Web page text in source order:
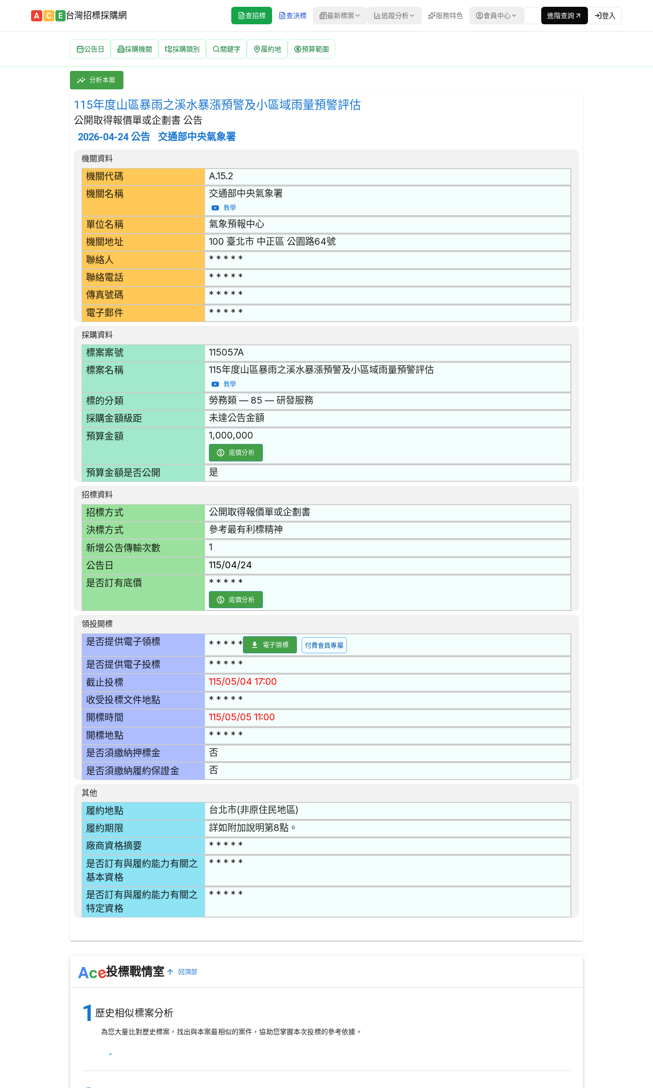
A C E 台灣招標採購網 查招標 查決標 最新標案 追蹤分析 服務特色 會員中心 進階查詢 登入
公告日 採購機關 採購類別 關鍵字 履約地 預算範圍
115年度山區暴雨之溪水暴漲預警及小區域雨量預警評估 招標公告 | 案號：115057A | 公開取得報價單或企劃書 公告
採購類別：勞務類 研發服務 | 招標方式：公開取得報價單或企劃書 | 決標方式：參考最有利標精神 | 資料來源：台灣政府電子採購網（公共工程委員會） | 更新時間：
分析本案
115年度山區暴雨之溪水暴漲預警及小區域雨量預警評估
公開取得報價單或企劃書 公告
2026-04-24 公告 交通部中央氣象署
招標公告詳細內容
機關資料
機關代碼 A.15.2
機關名稱 交通部中央氣象署
教學
單位名稱 氣象預報中心
機關地址 100 臺北市 中正區 公園路64號
聯絡人 * * * * *
聯絡電話 * * * * *
傳真號碼 * * * * *
電子郵件 * * * * *
採購資料
標案案號 115057A
標案名稱 115年度山區暴雨之溪水暴漲預警及小區域雨量預警評估
教學
標的分類 勞務類 — 85 — 研發服務
採購金額級距 未達公告金額
預算金額 1,000,000
底價分析
預算金額是否公開 是
招標資料
招標方式 公開取得報價單或企劃書
決標方式 參考最有利標精神
新增公告傳輸次數 1
公告日 115/04/24
是否訂有底價 * * * * *
底價分析
領投開標
是否提供電子領標 * * * * * 電子領標 付費會員專屬
是否提供電子投標 * * * * *
截止投標 115/05/04 17:00
收受投標文件地點 * * * * *
開標時間 115/05/05 11:00
開標地點 * * * * *
是否須繳納押標金 否
是否須繳納履約保證金 否
其他
履約地點 台北市(非原住民地區)
履約期限 詳如附加說明第8點。
廠商資格摘要 * * * * *
是否訂有與履約能力有關之
基本資格
* * * * *
是否訂有與履約能力有關之
特定資格
* * * * *
Ace投標戰情室 回頂部
1 歷史相似標案分析
為您大量比對歷史標案，找出與本案最相似的案件，協助您掌握本次投標的參考依據。